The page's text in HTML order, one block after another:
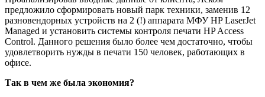
предложило сформировать новый парк техники, заменив 12
разновендорных устройств на 2 (!) аппарата МФУ HP LaserJet
Managed и установить системы контроля печати HP Access
Control. Данного решения было более чем достаточно, чтобы
удовлетворить нужды в печати 150 человек, работающих в
офисе.
Так в чем же была экономия?